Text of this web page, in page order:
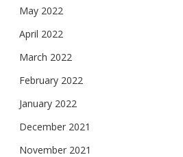
May 2022
April 2022
March 2022
February 2022
January 2022
December 2021
November 2021